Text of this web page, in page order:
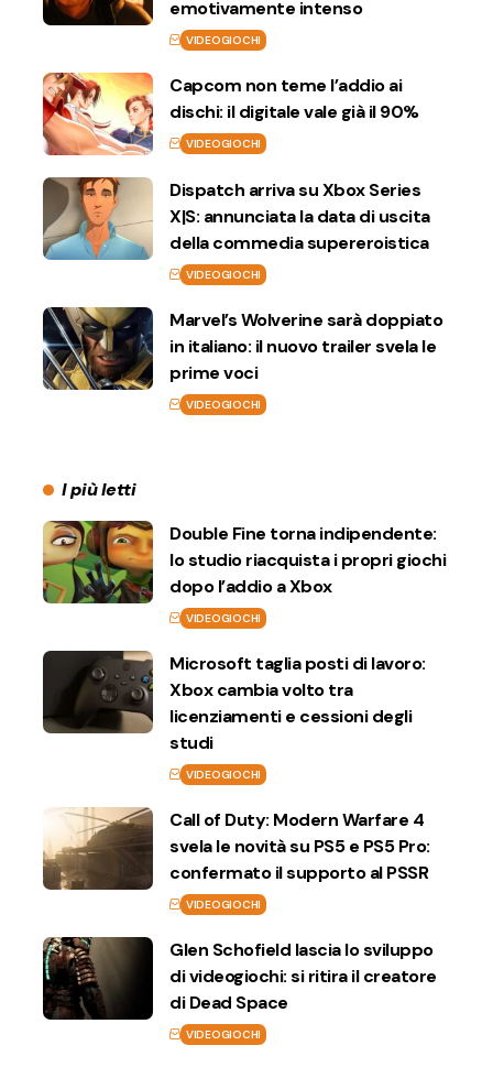
emotivamente intenso
VIDEOGIOCHI
Capcom non teme l’addio ai
dischi: il digitale vale già il 90%
VIDEOGIOCHI
Dispatch arriva su Xbox Series
X|S: annunciata la data di uscita
della commedia supereroistica
VIDEOGIOCHI
Marvel’s Wolverine sarà doppiato
in italiano: il nuovo trailer svela le
prime voci
VIDEOGIOCHI
I più letti
Double Fine torna indipendente:
lo studio riacquista i propri giochi
dopo l’addio a Xbox
VIDEOGIOCHI
Microsoft taglia posti di lavoro:
Xbox cambia volto tra
licenziamenti e cessioni degli
studi
VIDEOGIOCHI
Call of Duty: Modern Warfare 4
svela le novità su PS5 e PS5 Pro:
confermato il supporto al PSSR
VIDEOGIOCHI
Glen Schofield lascia lo sviluppo
di videogiochi: si ritira il creatore
di Dead Space
VIDEOGIOCHI